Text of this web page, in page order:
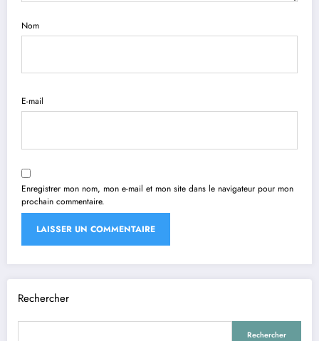
Nom
E-mail
Enregistrer mon nom, mon e-mail et mon site dans le navigateur pour mon
prochain commentaire.
Rechercher
Rechercher